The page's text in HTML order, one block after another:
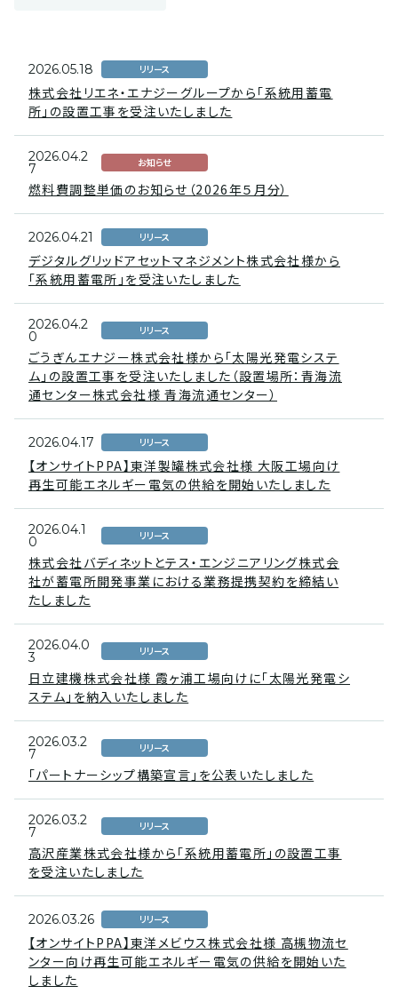
2026.05.18 リリース
株式会社リエネ・エナジーグループから「系統用蓄電
所」の設置工事を受注いたしました
2026.04.2
7 お知らせ
燃料費調整単価のお知らせ（2026年５月分）
2026.04.21 リリース
デジタルグリッドアセットマネジメント株式会社様から
「系統用蓄電所」を受注いたしました
2026.04.2
0 リリース
ごうぎんエナジー株式会社様から「太陽光発電システ
ム」の設置工事を受注いたしました（設置場所：青海流
通センター株式会社様 青海流通センター）
2026.04.17 リリース
【オンサイトPPA】東洋製罐株式会社様 大阪工場向け
再生可能エネルギー電気の供給を開始いたしました
2026.04.1
0 リリース
株式会社バディネットとテス・エンジニアリング株式会
社が蓄電所開発事業における業務提携契約を締結い
たしました
2026.04.0
3 リリース
日立建機株式会社様 霞ヶ浦工場向けに「太陽光発電シ
ステム」を納入いたしました
2026.03.2
7 リリース
「パートナーシップ構築宣言」を公表いたしました
2026.03.2
7 リリース
高沢産業株式会社様から「系統用蓄電所」の設置工事
を受注いたしました
2026.03.26 リリース
【オンサイトPPA】東洋メビウス株式会社様 高槻物流セ
ンター向け再生可能エネルギー電気の供給を開始いた
しました